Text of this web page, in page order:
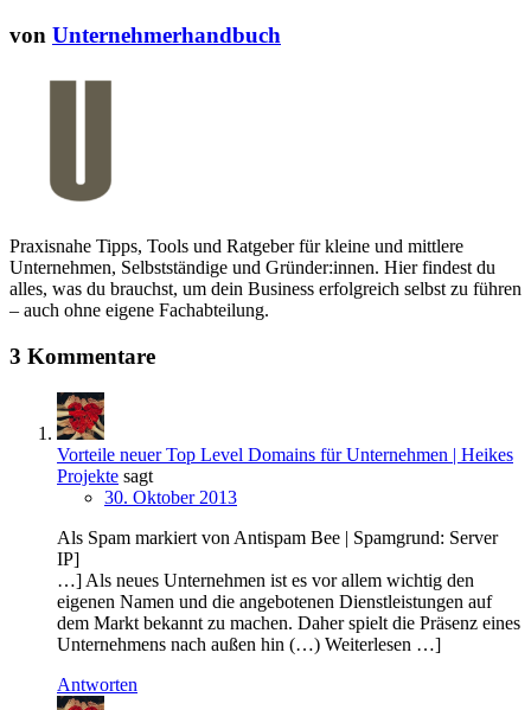
von Unternehmerhandbuch
Praxisnahe Tipps, Tools und Ratgeber für kleine und mittlere
Unternehmen, Selbstständige und Gründer:innen. Hier findest du
alles, was du brauchst, um dein Business erfolgreich selbst zu führen
– auch ohne eigene Fachabteilung.
3 Kommentare
Vorteile neuer Top Level Domains für Unternehmen | Heikes
Projekte sagt
30. Oktober 2013
Als Spam markiert von Antispam Bee | Spamgrund: Server
IP]
…] Als neues Unternehmen ist es vor allem wichtig den
eigenen Namen und die angebotenen Dienstleistungen auf
dem Markt bekannt zu machen. Daher spielt die Präsenz eines
Unternehmens nach außen hin (…) Weiterlesen …]
Antworten